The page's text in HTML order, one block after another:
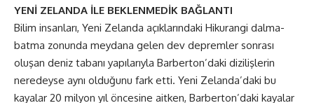
YENİ ZELANDA İLE BEKLENMEDİK BAĞLANTI
Bilim insanları, Yeni Zelanda açıklarındaki Hikurangi dalma-
batma zonunda meydana gelen dev depremler sonrası
oluşan deniz tabanı yapılarıyla Barberton’daki dizilişlerin
neredeyse aynı olduğunu fark etti. Yeni Zelanda’daki bu
kayalar 20 milyon yıl öncesine aitken, Barberton’daki kayalar